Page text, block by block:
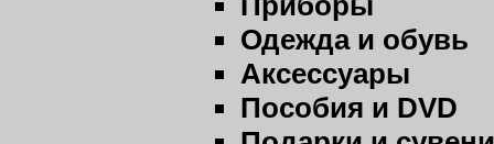
Одежда и обувь
Аксессуары
Пособия и DVD